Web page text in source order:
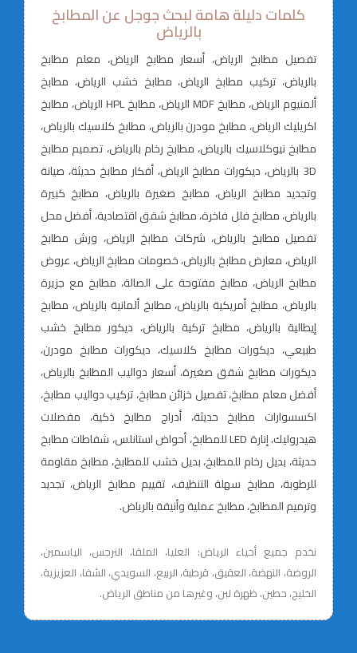
كلمات دليلة هامة لبحث جوجل عن المطابخ
بالرياض
تفصيل مطابخ الرياض، أسعار مطابخ الرياض، معلم مطابخ
بالرياض، تركيب مطابخ الرياض، مطابخ خشب الرياض، مطابخ
ألمنيوم الرياض، مطابخ MDF الرياض، مطابخ HPL الرياض، مطابخ
اكريليك الرياض، مطابخ مودرن بالرياض، مطابخ كلاسيك بالرياض،
مطابخ نيوكلاسيك بالرياض، مطابخ رخام بالرياض، تصميم مطابخ
3D بالرياض، ديكورات مطابخ الرياض، أفكار مطابخ حديثة، صيانة
وتجديد مطابخ الرياض، مطابخ صغيرة بالرياض، مطابخ كبيرة
بالرياض، مطابخ فلل فاخرة، مطابخ شقق اقتصادية، أفضل محل
تفصيل مطابخ بالرياض، شركات مطابخ الرياض، ورش مطابخ
الرياض، معارض مطابخ بالرياض، خصومات مطابخ الرياض، عروض
مطابخ الرياض، مطابخ مفتوحة على الصالة، مطابخ مع جزيرة
بالرياض، مطابخ أمريكية بالرياض، مطابخ ألمانية بالرياض، مطابخ
إيطالية بالرياض، مطابخ تركية بالرياض، ديكور مطابخ خشب
طبيعي، ديكورات مطابخ كلاسيك، ديكورات مطابخ مودرن،
ديكورات مطابخ شقق صغيرة، أسعار دواليب المطابخ بالرياض،
أفضل معلم مطابخ، تفصيل خزائن مطابخ، تركيب دواليب مطابخ،
اكسسوارات مطابخ حديثة، أدراج مطابخ ذكية، مفصلات
هيدروليك، إنارة LED للمطابخ، أحواض استانلس، شفاطات مطابخ
حديثة، بديل رخام للمطابخ، بديل خشب للمطابخ، مطابخ مقاومة
للرطوبة، مطابخ سهلة التنظيف، تقييم مطابخ الرياض، تجديد
وترميم المطابخ، مطابخ عملية وأنيقة بالرياض.
نخدم جميع أحياء الرياض: العليا، الملقا، النرجس، الياسمين،
الروضة، النهضة، العقيق، قرطبة، الربيع، السويدي، الشفا، العزيزية،
الخليج، حطين، ظهرة لبن، وغيرها من مناطق الرياض.